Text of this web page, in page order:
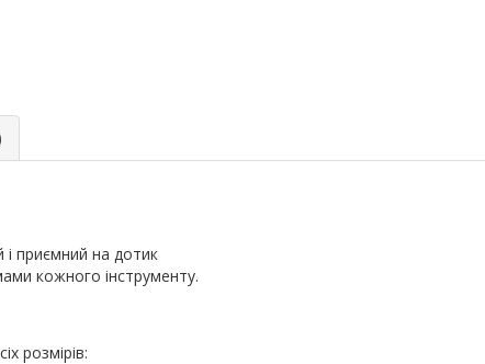
і приємний на дотик
кожного інструменту.
розмірів: